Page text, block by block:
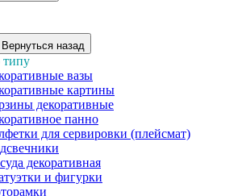
Вернуться назад
вазы
картины
декоративные
панно
для сервировки (плейсмат)
декоративная
и фигурки